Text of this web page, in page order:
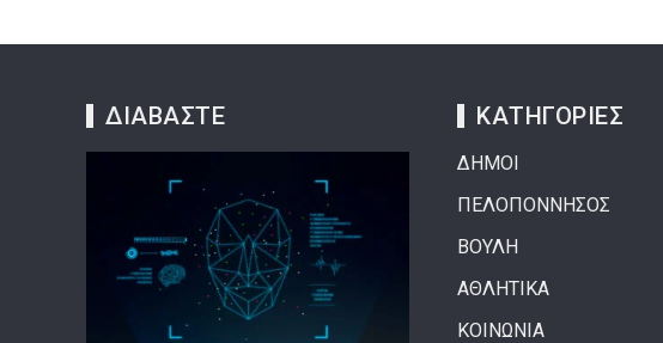
ΔΙΑΒΑΣΤΕ ΚΑΤΗΓΟΡΙΕΣ
ΔΗΜΟΙ
ΠΕΛΟΠΟΝΝΗΣΟΣ
ΒΟΥΛΗ
ΑΘΛΗΤΙΚΑ
ΚΟΙΝΩΝΙΑ